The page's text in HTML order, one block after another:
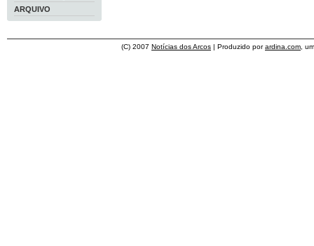
ARQUIVO
(C) 2007 Notícias dos Arcos | Produzido porardina.com ,